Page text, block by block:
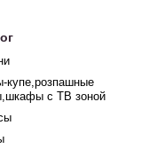
купе,розпашные
с ТВ зоной